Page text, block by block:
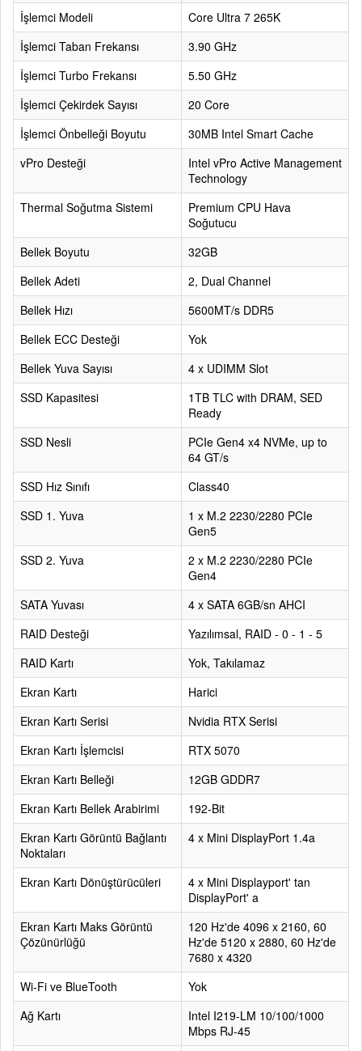
İşlemci Modeli
Core Ultra 7 265K
İşlemci Taban Frekansı
3.90 GHz
İşlemci Turbo Frekansı
5.50 GHz
İşlemci Çekirdek Sayısı
20 Core
İşlemci Önbelleği Boyutu
30MB Intel Smart Cache
vPro Desteği
Intel vPro Active Management
Technology
Thermal Soğutma Sistemi
Premium CPU Hava
Soğutucu
Bellek Boyutu
32GB
Bellek Adeti
2, Dual Channel
Bellek Hızı
5600MT/s DDR5
Bellek ECC Desteği
Yok
Bellek Yuva Sayısı
4 x UDIMM Slot
SSD Kapasitesi
1TB TLC with DRAM, SED
Ready
SSD Nesli
PCIe Gen4 x4 NVMe, up to
64 GT/s
SSD Hız Sınıfı
Class40
SSD 1. Yuva
1 x M.2 2230/2280 PCIe
Gen5
SSD 2. Yuva
2 x M.2 2230/2280 PCIe
Gen4
SATA Yuvası
4 x SATA 6GB/sn AHCI
RAID Desteği
Yazılımsal, RAID - 0 - 1 - 5
RAID Kartı
Yok, Takılamaz
Ekran Kartı
Harici
Ekran Kartı Serisi
Nvidia RTX Serisi
Ekran Kartı İşlemcisi
RTX 5070
Ekran Kartı Belleği
12GB GDDR7
Ekran Kartı Bellek Arabirimi
192-Bit
Ekran Kartı Görüntü Bağlantı
Noktaları
4 x Mini DisplayPort 1.4a
Ekran Kartı Dönüştürücüleri
4 x Mini Displayport' tan
DisplayPort' a
Ekran Kartı Maks Görüntü
Çözünürlüğü
120 Hz'de 4096 x 2160, 60
Hz'de 5120 x 2880, 60 Hz'de
7680 x 4320
Wi-Fi ve BlueTooth
Yok
Ağ Kartı
Intel I219-LM 10/100/1000
Mbps RJ-45